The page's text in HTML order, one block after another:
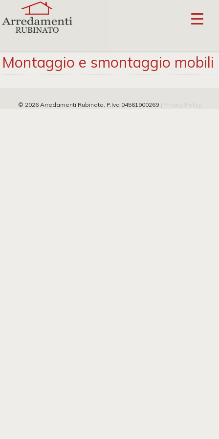
Montaggio e smontaggio mobili
© 2026 Arredamenti Rubinato. P.Iva 04561900269 | Privacy Policy